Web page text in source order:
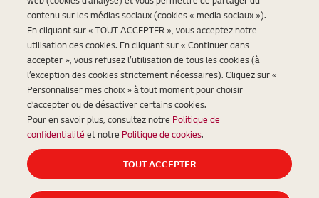
contenu sur les médias sociaux (cookies « media sociaux »).
En cliquant sur « TOUT ACCEPTER », vous acceptez notre
utilisation des cookies. En cliquant sur « Continuer dans
accepter », vous refusez l’utilisation de tous les cookies (à
l’exception des cookies strictement nécessaires). Cliquez sur «
Personnaliser mes choix » à tout moment pour choisir
d’accepter ou de désactiver certains cookies.
Pour en savoir plus, consultez notre Politique de
confidentialité et notre Politique de cookies.
TOUT ACCEPTER